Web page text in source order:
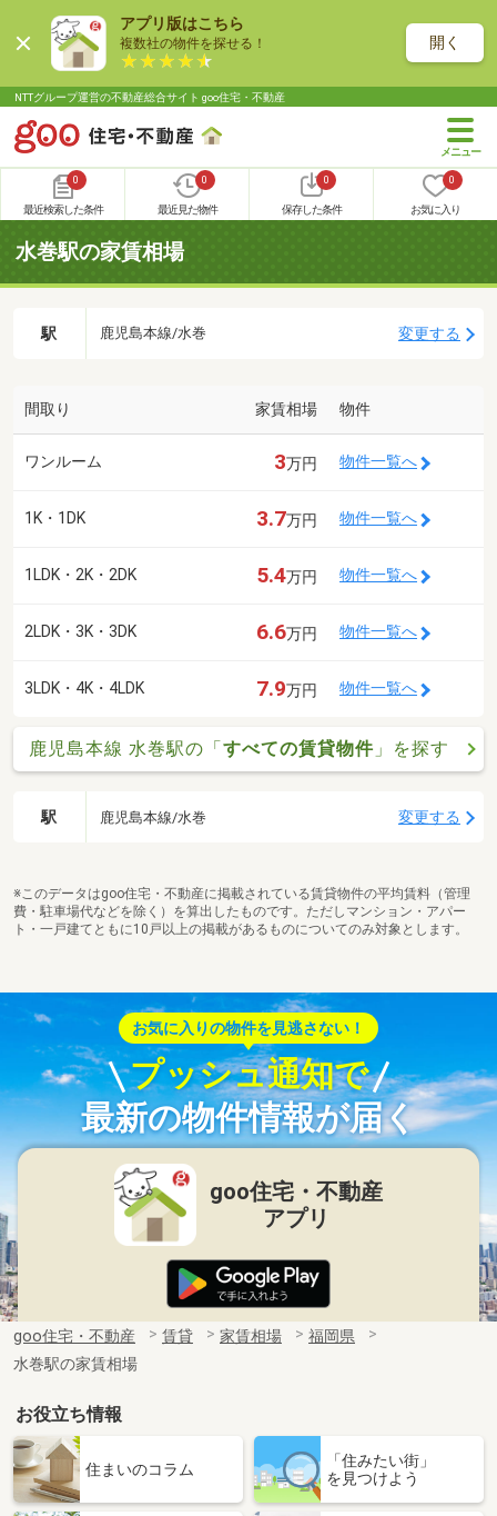
アプリ版はこちら
複数社の物件を探せる！ 開く
NTTグループ運営の不動産総合サイト goo住宅・不動産
0
最近検索した条件
0
最近見た物件
0
保存した条件
0
お気に入り
水巻駅の家賃相場
駅 鹿児島本線/水巻 変更する
間取り 家賃相場 物件
ワンルーム 3万円 物件一覧へ
1K・1DK 3.7万円 物件一覧へ
1LDK・2K・2DK 5.4万円 物件一覧へ
2LDK・3K・3DK 6.6万円 物件一覧へ
3LDK・4K・4LDK 7.9万円 物件一覧へ
鹿児島本線 水巻駅の「すべての賃貸物件 」を探す
駅 鹿児島本線/水巻 変更する
※このデータはgoo住宅・不動産に掲載されている賃貸物件の平均賃料（管理
費・駐車場代などを除く）を算出したものです。ただしマンション・アパー
ト・一戸建てともに10戸以上の掲載があるものについてのみ対象とします。
お気に入りの物件を見逃さない！
プッシュ通知で
最新の物件情報が届く
goo住宅・不動産
アプリ
goo住宅・不動産 賃貸 家賃相場
福岡県
水巻駅の家賃相場
お役立ち情報
住まいのコラム
「住みたい街」
を見つけよう